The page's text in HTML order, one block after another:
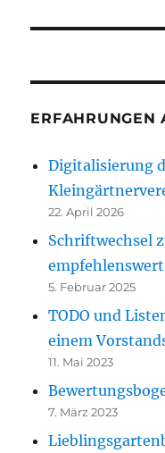
ERFAHRUNGEN
Digitalisierung
22. April 2026
Schriftwechsel
5. Februar 2025
TODO und
einem
11. Mai 2023
7. März 2023